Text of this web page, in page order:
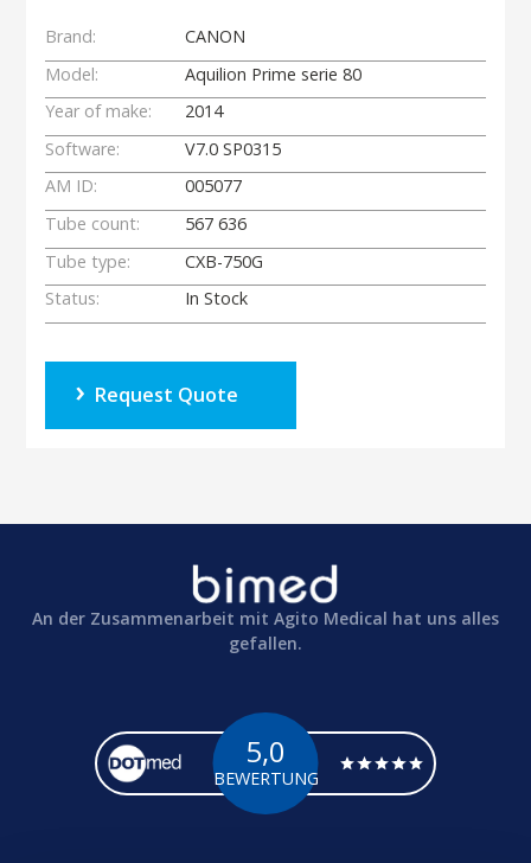
Brand:
CANON
Model:
Aquilion Prime serie 80
Year of make:
2014
Software:
V7.0 SP0315
AM ID:
005077
Tube count:
567 636
Tube type:
CXB-750G
Status:
In Stock
Request Quote
An der Zusammenarbeit mit Agito Medical hat uns alles
gefallen.
5,0
BEWERTUNG